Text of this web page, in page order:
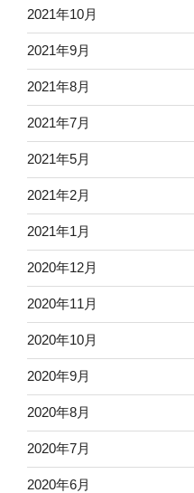
2021年10月
2021年9月
2021年8月
2021年7月
2021年5月
2021年2月
2021年1月
2020年12月
2020年11月
2020年10月
2020年9月
2020年8月
2020年7月
2020年6月